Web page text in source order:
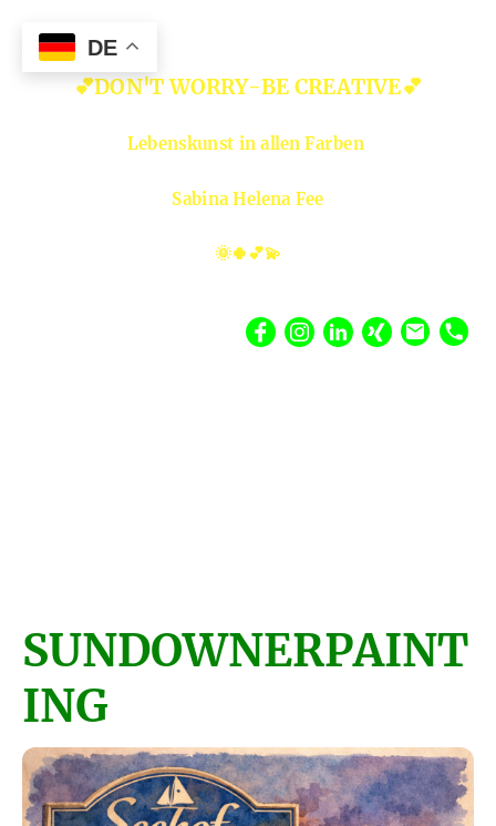
💕DON'T WORRY-BE CREATIVE💕
Lebenskunst in allen Farben
Sabina Helena Fee
🌞🍀💕💫
SUNDOWNERPAINT
ING
DE